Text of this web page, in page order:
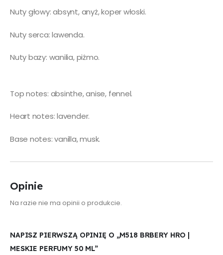
Nuty głowy: absynt, anyż, koper włoski.
Nuty serca: lawenda.
Nuty bazy: wanilia, piżmo.
Top notes: absinthe, anise, fennel.
Heart notes: lavender.
Base notes: vanilla, musk.
Opinie
Na razie nie ma opinii o produkcie.
NAPISZ PIERWSZĄ OPINIĘ O „M518 BRBERY HRO |
MESKIE PERFUMY 50 ML”